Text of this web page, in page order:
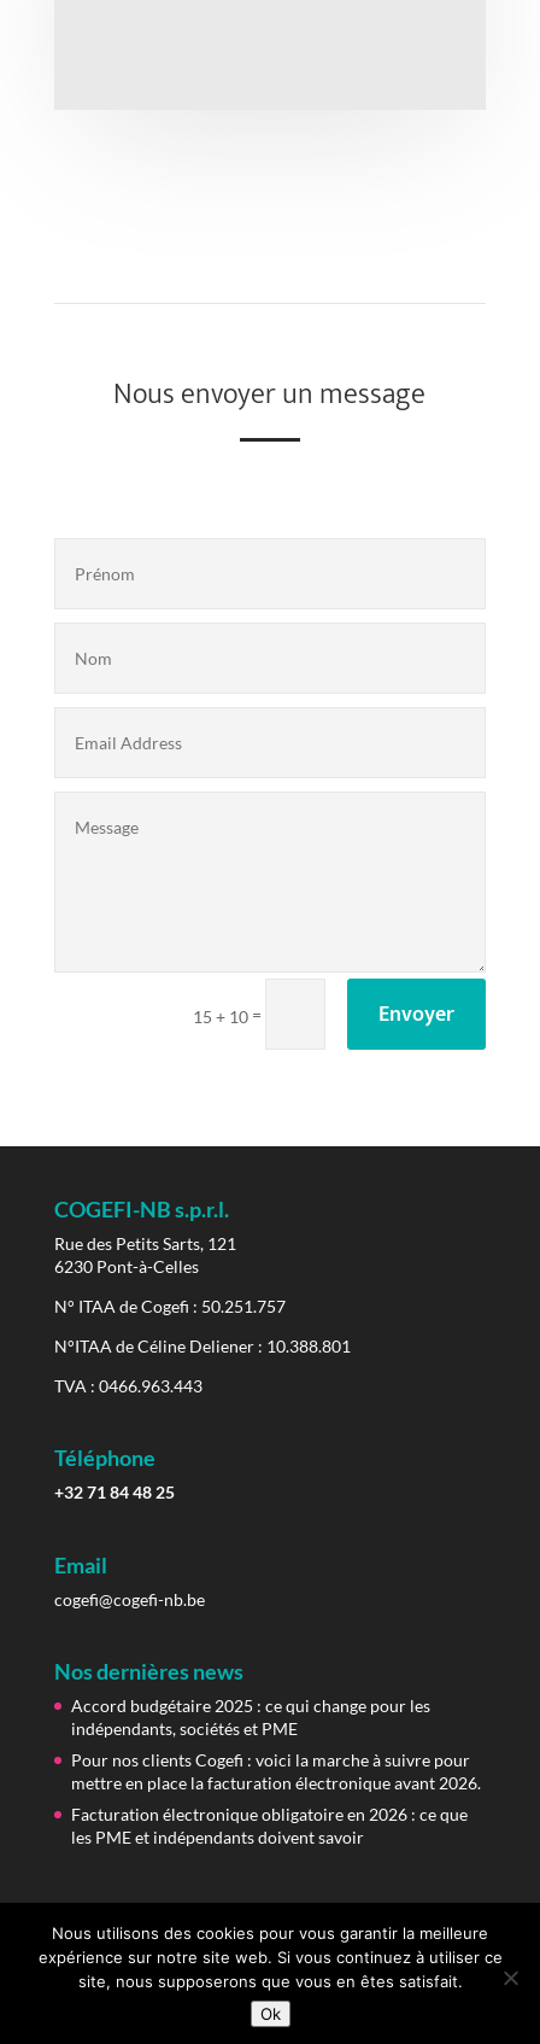
Nous envoyer un message
15 + 10 = Envoyer
COGEFI-NB s.p.r.l.
Rue des Petits Sarts, 121
6230 Pont-à-Celles
N° ITAA de Cogefi : 50.251.757
N°ITAA de Céline Deliener : 10.388.801
TVA : 0466.963.443
Téléphone
+32 71 84 48 25
Email
cogefi@cogefi-nb.be
Nos dernières news
Accord budgétaire 2025 : ce qui change pour les
indépendants, sociétés et PME
Pour nos clients Cogefi : voici la marche à suivre pour
mettre en place la facturation électronique avant 2026.
Facturation électronique obligatoire en 2026 : ce que
les PME et indépendants doivent savoir
©COGEFI N.B. sprl -CGU-Confidentialité
AMADEUSCONCEPT.BE
Nous utilisons des cookies pour vous garantir la meilleure
expérience sur notre site web. Si vous continuez à utiliser ce
site, nous supposerons que vous en êtes satisfait.
Ok